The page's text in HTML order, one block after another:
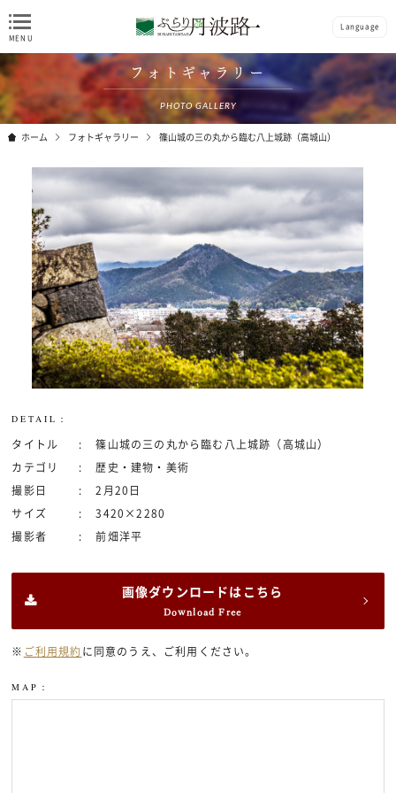
Language
フォトギャラリー
PHOTO GALLERY
ホーム フォトギャラリー 篠山城の三の丸から臨む八上城跡（高城山）
DETAIL：
タイトル 篠山城の三の丸から臨む八上城跡（高城山）
カテゴリ 歴史・建物・美術
撮影日 2月20日
サイズ 3420×2280
撮影者 前畑洋平
画像ダウンロードはこちら
Download Free
※ ご利用規約 に同意のうえ、ご利用ください。
MAP：